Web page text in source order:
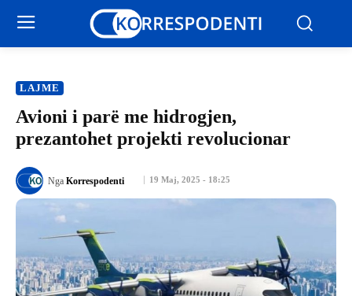
LAJME
Avioni i parë me hidrogjen,
prezantohet projekti revolucionar
19 Maj, 2025 - 18:25
Nga Korrespodenti